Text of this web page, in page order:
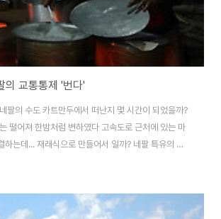
의 교통통제 '번다'
팔의 수도 카트만두에서 떠난지 몇 시간이 되었을까?
떨어져 한밤처럼 변하였다 고속도로 근처에 있는 마
하는데... 재래식으로 만들어서 일까? 네팔 특유의 맛
시 출발 밤 늦게 도착한 숙소 눈만 붙였다가 뜬 것 같
먹을 곳에 도착하였다 네팔의 국립공원인데, 티비에서
이 살고 있는 곳이라고 하는데, 운이 좋으면 실제로 동